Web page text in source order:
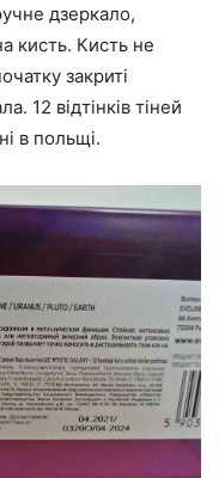
дзеркало,
кисть. Кисть не
закриті
12 відтінків тіней
в польщі.